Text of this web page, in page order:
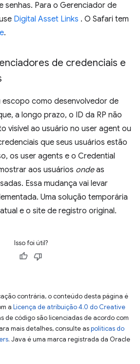
senhas. Para o Gerenciador de
Digital Asset Links . O Safari tem
.
de credenciais e
escopo como desenvolvedor de
a longo prazo, o ID da RP não
visível ao usuário no user agent ou
que seus usuários estão
os user agents e o Credential
aos usuários ondeas
Essa mudança vai levar
Uma solução temporária
e o site de registro original.
Isso foi útil?
contrária, o conteúdo desta página é
a Licença de atribuição 4.0 do Creative
de código são licenciadas de acordo com
mais detalhes, consulte aspolíticas do
. Java é uma marca registrada da Oracle